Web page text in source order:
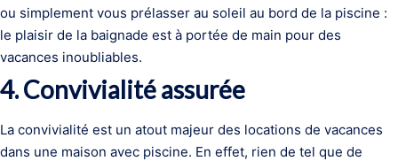
ou simplement vous prélasser au soleil au bord de la piscine :
le plaisir de la baignade est à portée de main pour des
vacances inoubliables.
4. Convivialité assurée
La convivialité est un atout majeur des locations de vacances
dans une maison avec piscine. En effet, rien de tel que de